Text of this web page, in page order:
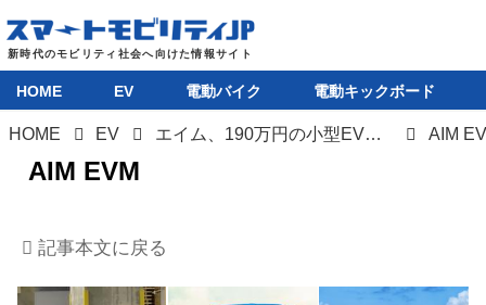
HOME
HOME EV 電動バイク 電動キックボード
HOME EV エイム、190万円の小型EV「AIM EVM」を量産開始。沖縄で本格展開へ AIM
AIM EVM
記事本文に戻る